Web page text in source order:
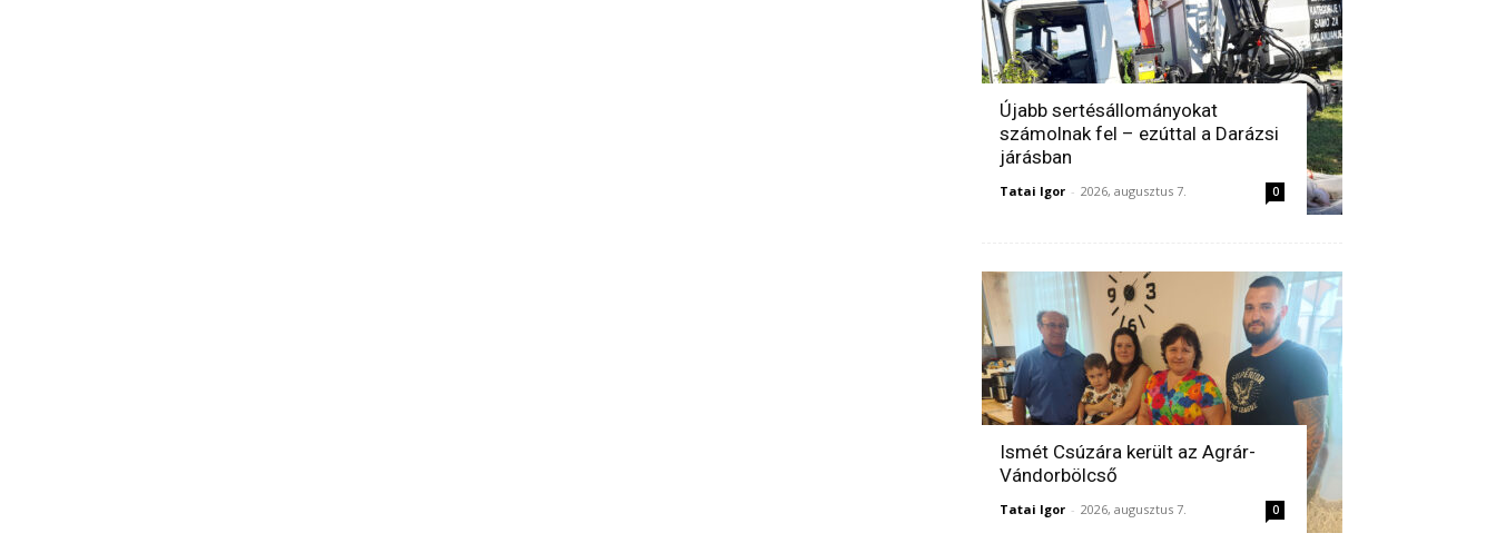
Újabb sertésállományokat
számolnak fel – ezúttal a Darázsi
járásban
Tatai Igor - 2026, augusztus 7. 0
Ismét Csúzára került az Agrár-
Vándorbölcső
Tatai Igor - 2026, augusztus 7. 0